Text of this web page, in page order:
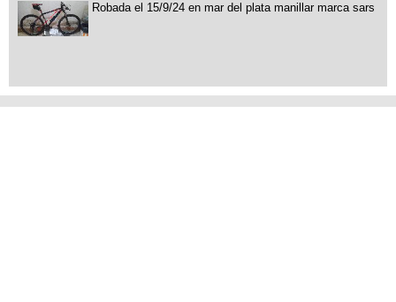
Robada el 15/9/24 en mar del plata manillar marca sars